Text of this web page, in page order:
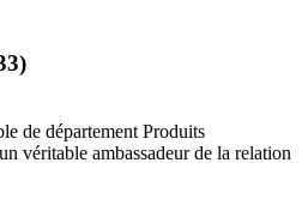
de département Produits
véritable ambassadeur de la relation